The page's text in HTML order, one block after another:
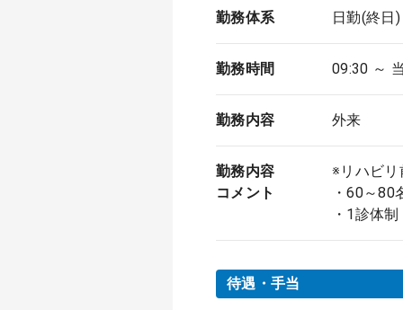
勤務体系 日勤(終日)
勤務時間 09:30 ～
勤務内容 外来
勤務内容
コメント
※リハビ
・60～80
・1診体制
待遇・手当